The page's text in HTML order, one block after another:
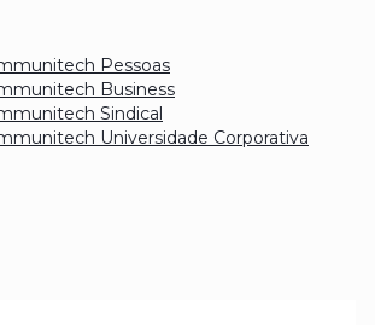
Pessoas
Business
Sindical
Universidade Corporativa